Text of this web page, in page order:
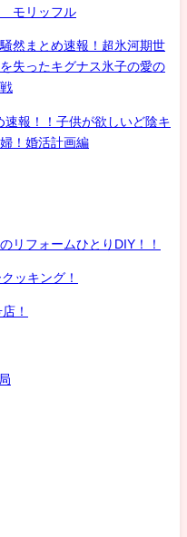
モリッフル
然まとめ速報！超氷河期世
失ったキグナス氷子の愛の
報！！子供が欲しいど陰キ
！婚活計画編
リフォームひとりDIY！！
ッキング！
！